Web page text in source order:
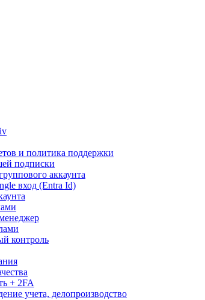
и политика поддержки
подписки
аккаунта
вход (Entra Id)
контроль
+ 2FA
учета, делопроизводство